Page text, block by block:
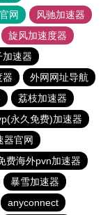
网
风驰加速器
旋风加速度器
加速器
器
外网网址导航
荔枝加速器
永久免费)加速器
器官网
费海外pvn加速器
暴雪加速器
anyconnect